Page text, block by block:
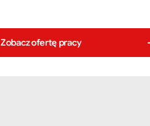
Zobacz ofertę pracy